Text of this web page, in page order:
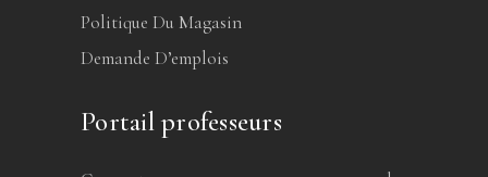
Politique Du Magasin
Demande D’emplois
Portail professeurs